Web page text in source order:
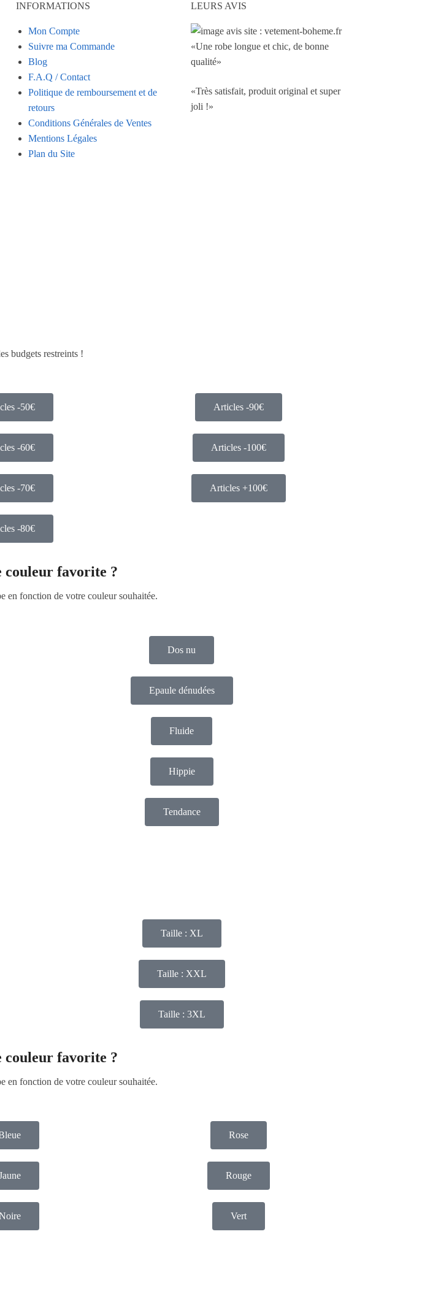
INFORMATIONS
Mon Compte
Suivre ma Commande
Blog
F.A.Q / Contact
Politique de remboursement et de
retours
Conditions Générales de Ventes
Mentions Légales
Plan du Site
LEURS AVIS
«Une robe longue et chic, de bonne
qualité»
«Très satisfait, produit original et super
joli !»
budgets restreints !
-50€ Articles -90€
-60€ Articles -100€
-70€ Articles +100€
-80€
couleur favorite ?
en fonction de votre couleur souhaitée.
Dos nu
Epaule dénudées
Fluide
Hippie
Tendance
Taille : XL
Taille : XXL
Taille : 3XL
couleur favorite ?
en fonction de votre couleur souhaitée.
Rose
Rouge
Vert